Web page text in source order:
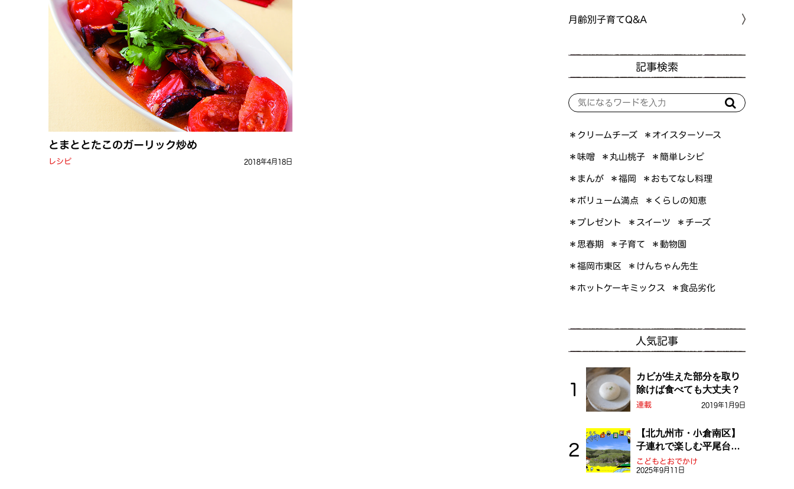
とまととたこのガーリック炒め
レシピ 2018年4月18日
月齢別子育てQ&A
記事検索
＊クリームチーズ ＊オイスターソース
＊味噌 ＊丸山桃子 ＊簡単レシピ
＊まんが ＊福岡 ＊おもてなし料理
＊ボリューム満点 ＊くらしの知恵
＊プレゼント ＊スイーツ ＊チーズ
＊思春期 ＊子育て ＊動物園
＊福岡市東区 ＊けんちゃん先生
＊ホットケーキミックス ＊食品劣化
人気記事
カビが生えた部分を取り
除けば食べても大丈夫？
連載 2019年1月9日
【北九州市・小倉南区】
子連れで楽しむ平尾台！
ふしぎな草原や千仏鍾乳
洞を探検しよう！
こどもとおでかけ
2025年9月11日